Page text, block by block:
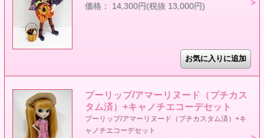
価格： 14,300円(税抜 13,000円)
プーリップ/アマーリヌード（プチカス
タム済）+キャノチエコーデセット
プーリップ/アマーリヌード（プチカスタム済）+キ
ャノチエコーデセット